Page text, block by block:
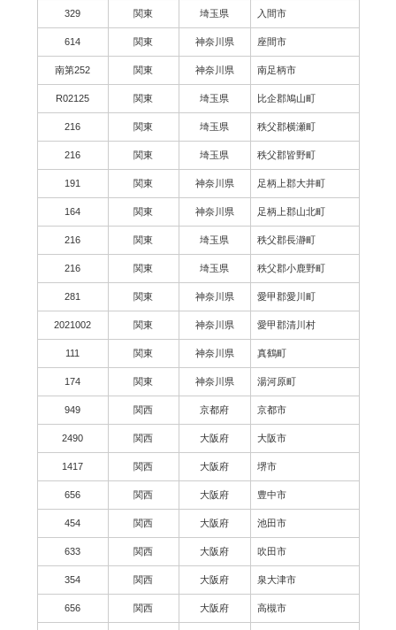
329 関東 埼玉県 入間市
614 関東 神奈川県 座間市
南第252 関東 神奈川県 南足柄市
R02125 関東 埼玉県 比企郡鳩山町
216 関東 埼玉県 秩父郡横瀬町
216 関東 埼玉県 秩父郡皆野町
191 関東 神奈川県 足柄上郡大井町
164 関東 神奈川県 足柄上郡山北町
216 関東 埼玉県 秩父郡長瀞町
216 関東 埼玉県 秩父郡小鹿野町
281 関東 神奈川県 愛甲郡愛川町
2021002 関東 神奈川県 愛甲郡清川村
111 関東 神奈川県 真鶴町
174 関東 神奈川県 湯河原町
949 関西 京都府 京都市
2490 関西 大阪府 大阪市
1417 関西 大阪府 堺市
656 関西 大阪府 豊中市
454 関西 大阪府 池田市
633 関西 大阪府 吹田市
354 関西 大阪府 泉大津市
656 関西 大阪府 高槻市